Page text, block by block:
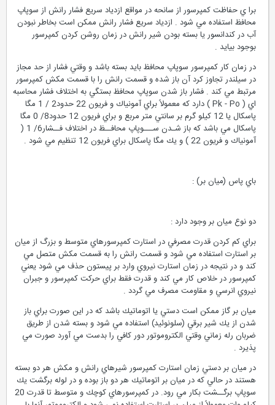
برا ي حفاظت كمپرسور از سانحه در مواقع ازدياد سريع فشار رانش از سوپاپ
محافظ استفاده مي شود . ازدياد سريع فشار رانش ممكن است بخاطر نبودن
آب در كندانسور يا بسته بودن شير رانش در زمان روشن كردن كمپرسور
بوجود بيايد .
در زمان كار كمپرسور سوپاپ محافظ بايد بسته باشد و وقتي فشار از حد مجاز
در سيلندر تجاوز كرد آن باز شده و قسمت رانش را با قسمت مكش كمپرسور
مرتبط مي كند . فشار باز شدن سوپاپ محافظ بستگي به اختلاف فشار محاسبه
اي ( Pk - Po ) دارد كه معمولاً براي آمونياك و فريون 22 حدود2 / 1 مگا
پاسكال يا 12 كيلو گرم بر سانتي متر مربع و براي فريون 12 حدود8/ 0 مگا
پاسكال مي باشد كه باز شـدن ســـوپاپ محافــظ در اختلاف فــشار6/ 1 (
آمونياك و فريون 22 ) و يك مگا پاسكال براي فريون 12 تنظيم مي شود .
باي پاس (ميان بر) :
دو نوع ميان بر وجود دارد :
براي كم كردن قدرت مصرفي در استارت كمپرسورهاي متوسط و بزرگ از ميان
بر استارت استفاده مي شود و قسمت رانش را به قسمت مكش متصل مي
كند و در نتيجه در زمان استارت نيروي وارد بر پيستون حذف مي شود يعني
كمپرسور در خلاص كار مي كند و قدرت فقط براي حركت كمپرسور و جبران
نيروي انرسي و مقاومت مصرف مي گردد .
ميان بر گاز ممكن است دستي يا اتوماتيك باشد كه در اين صورت براي باز
شدن از يك شير برقي (سلونوئيد) استفاده مي شود و بسته شدن از طريق
ضربان رله زماني وقتي الكتروموتور دور كافي را بدست مي آورد صورت مي
پذيرد .
در ميان بر دستي زمان استارت كمپرسور شيرهاي رانش و مكش هر دو بسته
هستند در حالي كه در ميان بر اتوماتيك هر دو باز بوده و در لوله برگشت يك
سوپاپ برگــشت بكار مي رود. در كمپرسورهاي كوچك و متوسط تا قدرت 20